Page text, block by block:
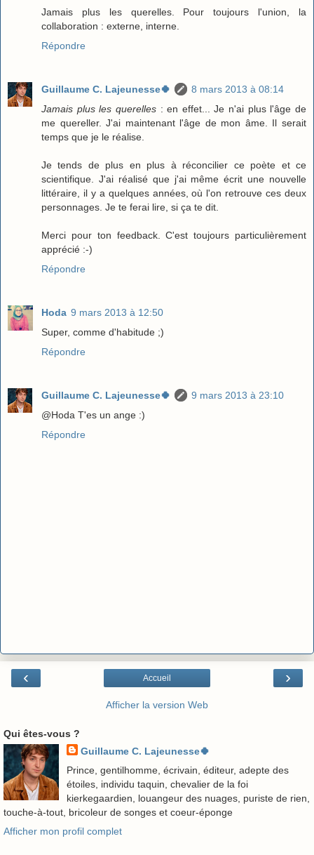
Jamais plus les querelles. Pour toujours l'union, la
collaboration : externe, interne.
Répondre
Guillaume C. Lajeunesse🍀
8 mars 2013 à 08:14
Jamais plus les querelles: en effet... Je n'ai plus l'âge de
me quereller. J'ai maintenant l'âge de mon âme. Il serait
temps que je le réalise.
Je tends de plus en plus à réconcilier ce poète et ce
scientifique. J'ai réalisé que j'ai même écrit une nouvelle
littéraire, il y a quelques années, où l'on retrouve ces deux
personnages. Je te ferai lire, si ça te dit.
Merci pour ton feedback. C'est toujours particulièrement
apprécié :-)
Répondre
Hoda 9 mars 2013 à 12:50
Super, comme d'habitude ;)
Répondre
Guillaume C. Lajeunesse🍀
9 mars 2013 à 23:10
@Hoda T'es un ange :)
Répondre
‹ ›
Accueil
Afficher la version Web
Qui êtes-vous ?
Guillaume C. Lajeunesse🍀
Prince, gentilhomme, écrivain, éditeur, adepte des
étoiles, individu taquin, chevalier de la foi
kierkegaardien, louangeur des nuages, puriste de rien,
touche-à-tout, bricoleur de songes et coeur-éponge
Afficher mon profil complet